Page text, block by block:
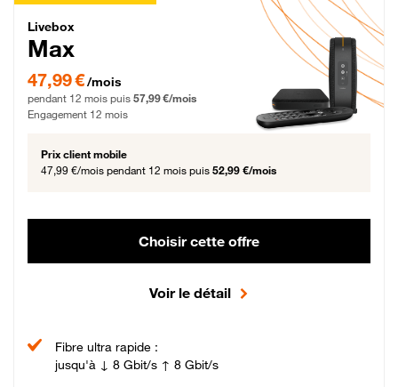
Livebox Max Fibre
Livebox
Max
47,99 € par mois pendant 12 mois puis 57,99 € par mois, Engagement 12 mois
47,99 €/mois
pendant 12 mois puis 57,99 €/mois
Engagement 12 mois
Prix client mobile
47,99 €/mois pendant 12 mois puis 52,99 €/mois
Choisir cette offre
Voir le détail
Fibre ultra rapide :
jusqu'à ↓ 8 Gbit/s ↑ 8 Gbit/s